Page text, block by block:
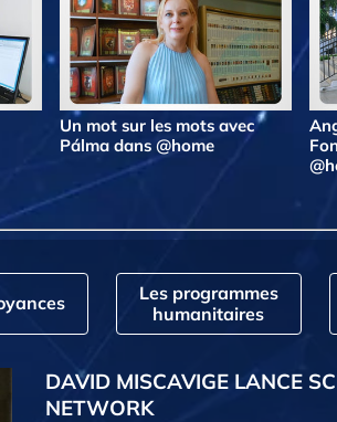
Un mot sur les mots avec
Pálma dans @home
Les programmes
humanitaires
DAVID MISCAVIGE LANCE
NETWORK